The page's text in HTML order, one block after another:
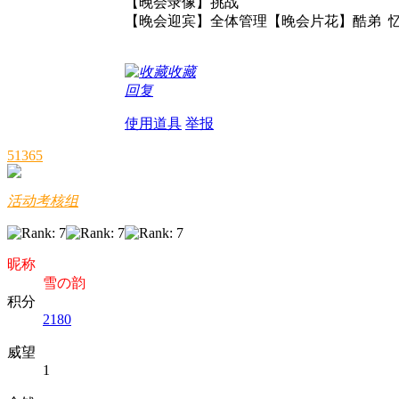
【晚会迎宾】全体管理【晚会片花】酷弟
收藏
回复
使用道具 举报
51365
活动考核组
昵称
雪の韵
积分
2180
威望
1